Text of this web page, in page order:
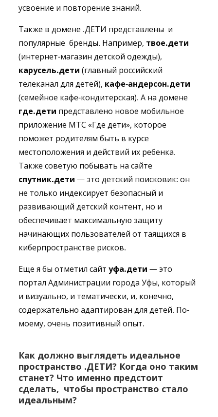
усвоение и повторение знаний.
Также в домене .ДЕТИ представлены и
популярные бренды. Например, твое.дети
(интернет-магазин детской одежды),
карусель.дети (главный российский
телеканал для детей), кафе-андерсон.дети
(семейное кафе-кондитерская). А на домене
где.дети представлено новое мобильное
приложение МТС «Где дети», которое
поможет родителям быть в курсе
местоположения и действий их ребенка.
Также советую побывать на сайте
спутник.дети — это детский поисковик: он
не только индексирует безопасный и
развивающий детский контент, но и
обеспечивает максимальную защиту
начинающих пользователей от таящихся в
киберпространстве рисков.
Еще я бы отметил сайт уфа.дети — это
портал Администрации города Уфы, который
и визуально, и тематически, и, конечно,
содержательно адаптирован для детей. По-
моему, очень позитивный опыт.
Как должно выглядеть идеальное
пространство .ДЕТИ? Когда оно таким
станет? Что именно предстоит
сделать, чтобы пространство стало
идеальным?